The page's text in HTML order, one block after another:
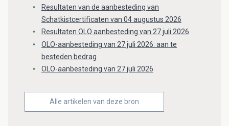
Resultaten van de aanbesteding van
Schatkistcertificaten van 04 augustus 2026
Resultaten OLO aanbesteding van 27 juli 2026
OLO-aanbesteding van 27 juli 2026: aan te
besteden bedrag
OLO-aanbesteding van 27 juli 2026
Alle artikelen van deze bron